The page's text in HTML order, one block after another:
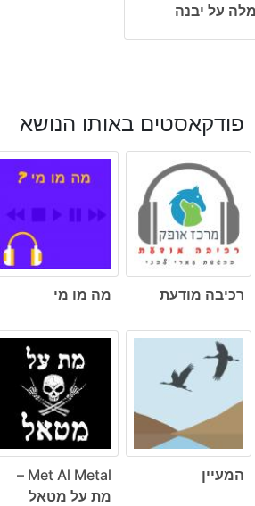
על יבנה
פודקאסטים באותו הנושא
רכיבה מודעת מה מו מי
המעיין
Met Al Metal –
מת על מטאל